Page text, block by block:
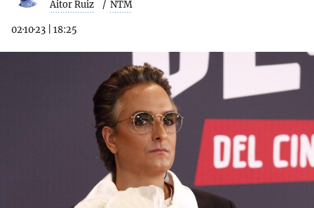
Aitor Ruiz NTM
02·10·23 18:25